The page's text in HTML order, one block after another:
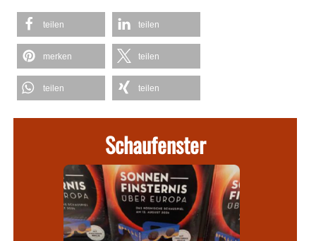
teilen teilen
merken teilen
teilen teilen
Schaufenster